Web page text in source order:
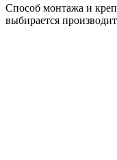
Способ монтажа и
выбирается